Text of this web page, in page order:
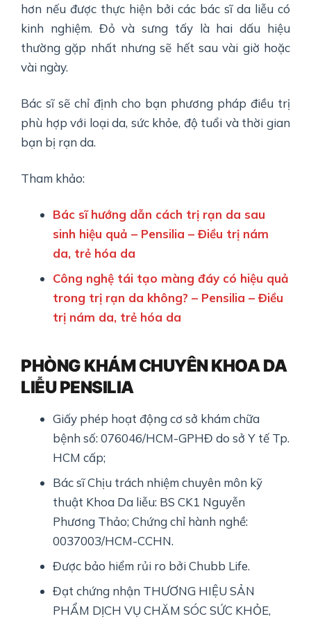
hơn nếu được thực hiện bởi các bác sĩ da liễu có
kinh nghiệm. Đỏ và sưng tấy là hai dấu hiệu
thường gặp nhất nhưng sẽ hết sau vài giờ hoặc
vài ngày.
Bác sĩ sẽ chỉ định cho bạn phương pháp điều trị
phù hợp với loại da, sức khỏe, độ tuổi và thời gian
bạn bị rạn da.
Tham khảo:
Bác sĩ hướng dẫn cách trị rạn da sau
sinh hiệu quả – Pensilia – Điều trị nám
da, trẻ hóa da
Công nghệ tái tạo màng đáy có hiệu quả
trong trị rạn da không? – Pensilia – Điều
trị nám da, trẻ hóa da
PHÒNG KHÁM CHUYÊN KHOA DA
LIỄU PENSILIA
Giấy phép hoạt động cơ sở khám chữa
bệnh số: 076046/HCM-GPHĐ do sở Y tế Tp.
HCM cấp;
Bác sĩ Chịu trách nhiệm chuyên môn kỹ
thuật Khoa Da liễu: BS CK1 Nguyễn
Phương Thảo; Chứng chỉ hành nghề:
0037003/HCM-CCHN.
Được bảo hiểm rủi ro bởi Chubb Life.
Đạt chứng nhận THƯƠNG HIỆU SẢN
PHẨM DỊCH VỤ CHĂM SÓC SỨC KHỎE,